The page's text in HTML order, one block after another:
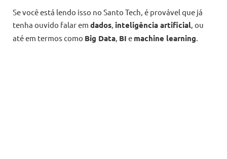
Se você está lendo isso no Santo Tech, é provável que já
tenha ouvido falar em dados, inteligência artificial, ou
até em termos como Big Data, BI e machine learning.